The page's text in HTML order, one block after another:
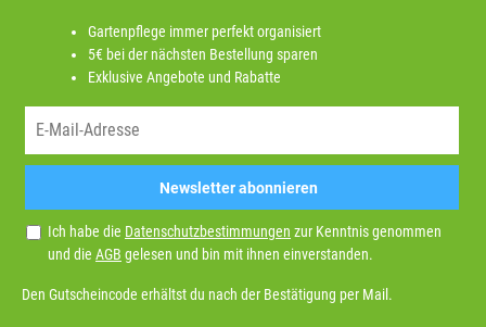
Gartenpflege immer perfekt organisiert
5€ bei der nächsten Bestellung sparen
Exklusive Angebote und Rabatte
Newsletter abonnieren
Ich habe die Datenschutzbestimmungen zur Kenntnis genommen
und die AGB gelesen und bin mit ihnen einverstanden.
Den Gutscheincode erhältst du nach der Bestätigung per Mail.